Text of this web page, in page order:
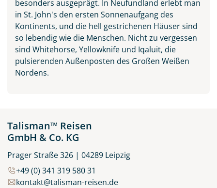
besonders ausgeprägt. In Neufundland erlebt man
in St. John's den ersten Sonnenaufgang des
Kontinents, und die hell gestrichenen Häuser sind
so lebendig wie die Menschen. Nicht zu vergessen
sind Whitehorse, Yellowknife und Iqaluit, die
pulsierenden Außenposten des Großen Weißen
Nordens.
Talisman™ Reisen
GmbH & Co. KG
Prager Straße 326 | 04289 Leipzig
+49 (0) 341 319 580 31
kontakt@talisman-reisen.de